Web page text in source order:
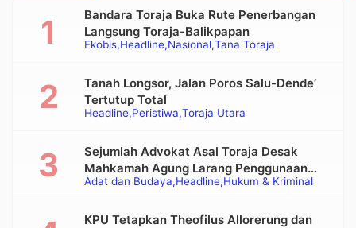
Ekobis Headline Nasional Tana Toraja
Bandara Toraja Buka Rute Penerbangan
Langsung Toraja-Balikpapan
Headline Peristiwa Toraja Utara
Tanah Longsor, Jalan Poros Salu-Dende’
Tertutup Total
Adat dan Budaya Headline Hukum & Kriminal
Sejumlah Advokat Asal Toraja Desak
Mahkamah Agung Larang Penggunaan
Alat Berat pada Eksekusi Rumah Adat
KPU Tetapkan Theofilus Allorerung dan